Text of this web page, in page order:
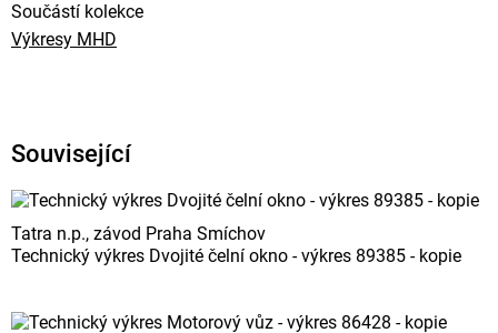
Součástí kolekce
Výkresy MHD
Související
Tatra n.p., závod Praha Smíchov
Technický výkres Dvojité čelní okno - výkres 89385 - kopie